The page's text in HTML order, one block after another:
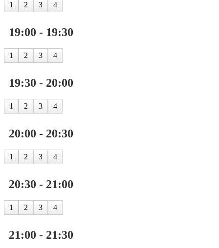
1 2 3 4
19:00 - 19:30
1 2 3 4
19:30 - 20:00
1 2 3 4
20:00 - 20:30
1 2 3 4
20:30 - 21:00
1 2 3 4
21:00 - 21:30